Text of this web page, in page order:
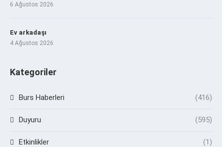
6 Ağustos 2026
Ev arkadaşı
4 Ağustos 2026
Kategoriler
Burs Haberleri (416)
Duyuru (595)
Etkinlikler (1)